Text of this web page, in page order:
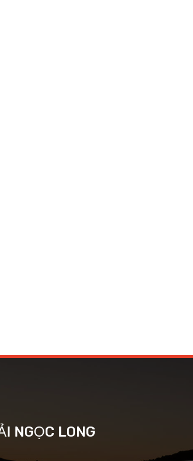
NGỌC LONG